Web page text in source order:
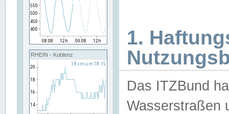
RHEIN - Koblenz
1.
Das ITZBund
Wasserstraßen